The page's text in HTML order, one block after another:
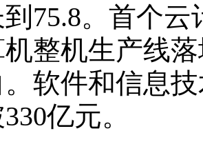
75.8。首个
整机生产线
。软件和信息
亿元。